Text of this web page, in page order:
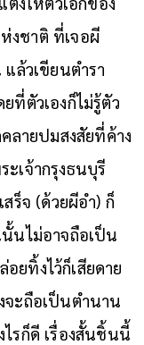
งชาติ ที่เจอผี
ล้วเขียนตำรา
ที่ตัวเองก็ไม่รู้ตัว
ลายปมสงสัยที่ค้าง
เจ้ากรุงธนบุรี
ร็จ (ด้วยผีอำ) ก็
นไม่อาจถือเป็น
ยทิ้งไว้ก็เสียดาย
จะถือเป็นตำนาน
ไรก็ดี เรื่องสั้นชิ้นนี้